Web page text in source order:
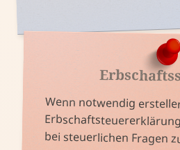
Wenn not­wendig
Erb­schaft­steuer­erklärung
setzung,